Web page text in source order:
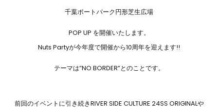
千葉ポートパーク円形芝生広場
POP UP を開催いたします。
Nuts Partyが今年度で開催から10周年を迎えます!!
テーマは”NO BORDER”とのことです。
前回のイベントに引き続きRIVER SIDE CULTURE 24SS ORIGINALや